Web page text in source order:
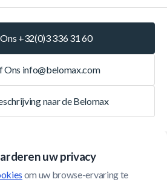
uw privacy
om uw browse-ervaring te
+32(0)3 336 31 60
Ons info@belomax.com
naar de Belomax